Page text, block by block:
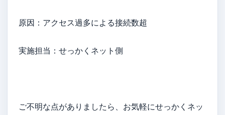
原因：アクセス過多による接続数超
実施担当：せっかくネット側
ご不明な点がありましたら、お気軽にせっかくネッ